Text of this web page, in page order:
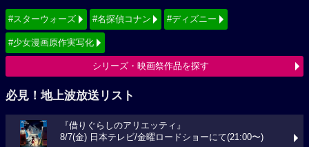
#スターウォーズ #名探偵コナン #ディズニー
#少女漫画原作実写化
シリーズ・映画祭作品を探す
必見！地上波放送リスト
『借りぐらしのアリエッティ』
8/7(金) 日本テレビ/金曜ロードショーにて(21:00〜)